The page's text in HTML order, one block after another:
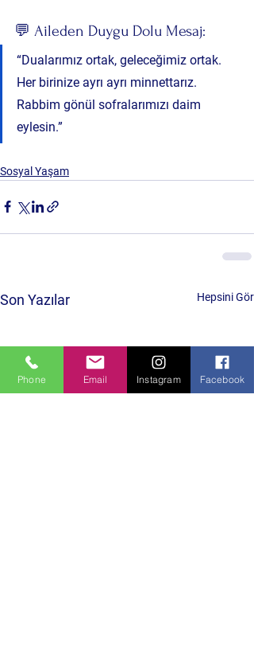
💬 Aileden Duygu Dolu Mesaj:
“Dualarımız ortak, geleceğimiz ortak.
Her birinize ayrı ayrı minnettarız.
Rabbim gönül sofralarımızı daim
eylesin.”
Sosyal Yaşam
Son Yazılar Hepsini Gör
Phone Email Instagram Facebook